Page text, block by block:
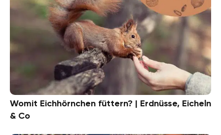
Womit Eichhörnchen füttern? | Erdnüsse, Eicheln
& Co